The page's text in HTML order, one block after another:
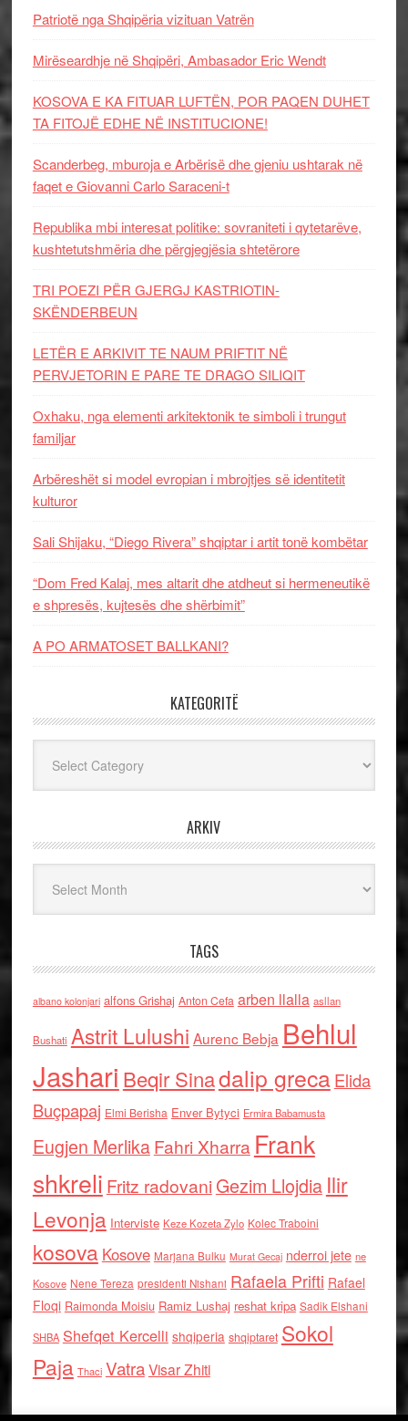
Patriotë nga Shqipëria vizituan Vatrën
Mirëseardhje në Shqipëri, Ambasador Eric Wendt
KOSOVA E KA FITUAR LUFTËN, POR PAQEN DUHET
TA FITOJË EDHE NË INSTITUCIONE!
Scanderbeg, mburoja e Arbërisë dhe gjeniu ushtarak në
faqet e Giovanni Carlo Saraceni-t
Republika mbi interesat politike: sovraniteti i qytetarëve,
kushtetutshmëria dhe përgjegjësia shtetërore
TRI POEZI PËR GJERGJ KASTRIOTIN-
SKËNDERBEUN
LETËR E ARKIVIT TE NAUM PRIFTIT NË
PERVJETORIN E PARE TE DRAGO SILIQIT
Oxhaku, nga elementi arkitektonik te simboli i trungut
familjar
Arbëreshët si model evropian i mbrojtjes së identitetit
kulturor
Sali Shijaku, “Diego Rivera” shqiptar i artit tonë kombëtar
“Dom Fred Kalaj, mes altarit dhe atdheut si hermeneutikë
e shpresës, kujtesës dhe shërbimit”
A PO ARMATOSET BALLKANI?
KATEGORITË
ARKIV
TAGS
albano kolonjari alfons Grishaj Anton Cefa arben llalla asllan
Bushati Astrit Lulushi Aurenc Bebja Behlul
Jashari Beqir Sinadalip grecaElida
Buçpapaj Elmi Berisha Enver Bytyci Ermira Babamusta
Eugjen MerlikaFahri Xharra Frank
shkreli Fritz radovaniGezim Llojdia Ilir
Levonja Interviste Keze Kozeta Zylo Kolec Traboini
kosova Kosove Marjana Bulku Murat Gecaj nderroi jete ne
Kosove Nene Tereza presidenti Nishani Rafaela Prifti Rafael
Floqi Raimonda Moisiu Ramiz Lushaj reshat kripa Sadik Elshani
SHBA Shefqet Kercelli shqiperia shqiptaret Sokol
Paja Thaci VatraVisar Zhiti